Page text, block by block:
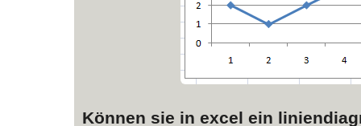
Können sie in excel ein